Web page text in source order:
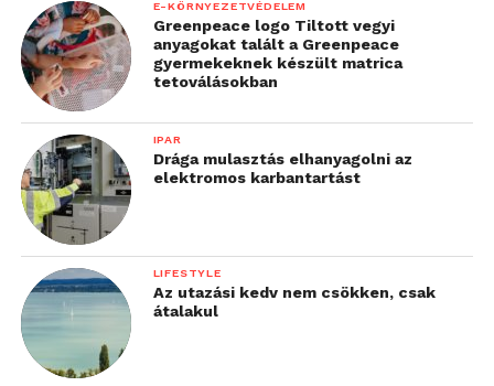
E-KÖRNYEZETVÉDELEM
Greenpeace logo Tiltott vegyi
anyagokat talált a Greenpeace
gyermekeknek készült matrica
tetoválásokban
IPAR
Drága mulasztás elhanyagolni az
elektromos karbantartást
LIFESTYLE
Az utazási kedv nem csökken, csak
átalakul